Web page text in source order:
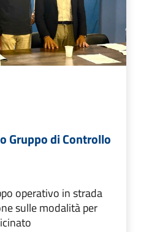
Gruppo di Controllo
operativo in strada
sulle modalità per